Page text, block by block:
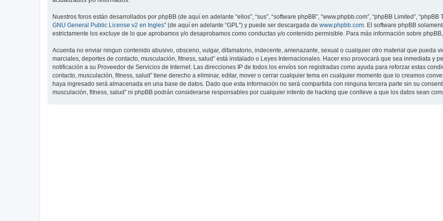
Nuestros foros están desarrollados por phpBB (de aquí en adelante “ellos”, “sus”, “software phpBB”, “www.phpbb.com”, “phpBB Limited”,
GNU General Public License v2 en Ingles” (de aquí en adelante “GPL”) y puede ser descargada de www.phpbb.com. El software phpBB
estrictamente los excluye de lo que aprobamos y/o desaprobamos como conductas y/o contenido permisible. Para más información sobre
Acuerda no enviar ningun contenido abusivo, obsceno, vulgar, difamatorio, indecente, amenazante, sexual o cualquier otro material que pueda
marciales, deportes de contacto, musculación, fitness, salud” está instalado o Leyes Internacionales. Hacer eso provocará que sea inmediata y
notificación a su Proveedor de Servicios de Internet. Las direcciones IP de todos los envíos son registradas como ayuda para reforzar estas
contacto, musculación, fitness, salud” tiene derecho a eliminar, editar, mover o cerrar cualquier tema en cualquier momento que lo creamos
haya ingresado será almacenada en una base de datos. Dado que esta información no será compartida con ninguna tercera parte sin su
musculación, fitness, salud” ni phpBB podrán considerarse responsables por cualquier intento de hacking que conlleve a que los datos sean